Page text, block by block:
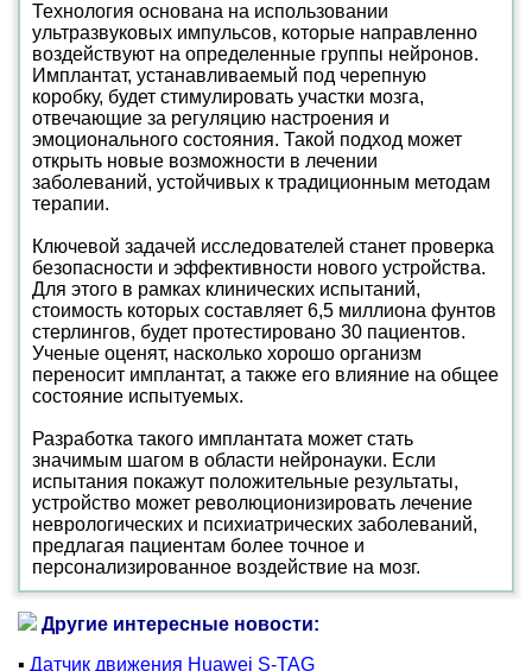
Технология основана на использовании
ультразвуковых импульсов, которые направленно
воздействуют на определенные группы нейронов.
Имплантат, устанавливаемый под черепную
коробку, будет стимулировать участки мозга,
отвечающие за регуляцию настроения и
эмоционального состояния. Такой подход может
открыть новые возможности в лечении
заболеваний, устойчивых к традиционным методам
терапии.
Ключевой задачей исследователей станет проверка
безопасности и эффективности нового устройства.
Для этого в рамках клинических испытаний,
стоимость которых составляет 6,5 миллиона фунтов
стерлингов, будет протестировано 30 пациентов.
Ученые оценят, насколько хорошо организм
переносит имплантат, а также его влияние на общее
состояние испытуемых.
Разработка такого имплантата может стать
значимым шагом в области нейронауки. Если
испытания покажут положительные результаты,
устройство может революционизировать лечение
неврологических и психиатрических заболеваний,
предлагая пациентам более точное и
персонализированное воздействие на мозг.
Другие интересные новости:
▪ Датчик движения Huawei S-TAG